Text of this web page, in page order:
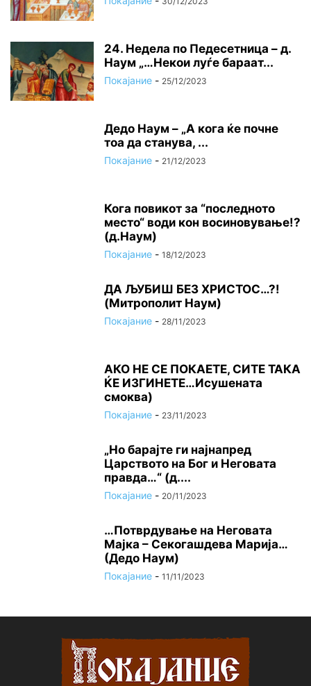
24. Недела по Педесетница – д.
Наум „…Некои луѓе бараат...
Покајание - 25/12/2023
Дедо Наум – „А кога ќе почне
тоа да станува, ...
Покајание - 21/12/2023
Кога повикот за “последното
место“ води кон восиновување!?
(д.Наум)
Покајание - 18/12/2023
ДА ЉУБИШ БЕЗ ХРИСТОС…?!
(Митрополит Наум)
Покајание - 28/11/2023
АКО НЕ СЕ ПОКАЕТЕ, СИТЕ ТАКА
ЌЕ ИЗГИНЕТЕ…Исушената
смоква)
Покајание - 23/11/2023
„Но барајте ги најнапред
Царството на Бог и Неговата
правда…“ (д....
Покајание - 20/11/2023
…Потврдување на Неговата
Мајка – Секогашдева Марија…
(Дедо Наум)
Покајание - 11/11/2023